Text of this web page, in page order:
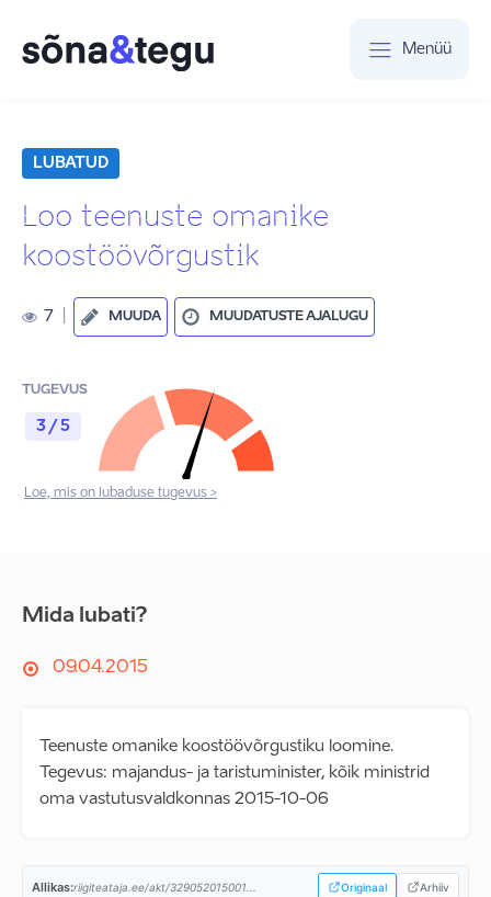
Menüü
LUBATUD
Loo teenuste omanike
koostöövõrgustik
7 MUUDA MUUDATUSTE AJALUGU
TUGEVUS
3 / 5
Loe, mis on lubaduse tugevus >
Mida lubati?
09.04.2015
Teenuste omanike koostöövõrgustiku loomine.
Tegevus: majandus- ja taristuminister, kõik ministrid
oma vastutusvaldkonnas 2015-10-06
Allikas:riigiteataja.ee/akt/329052015001... Originaal Arhiiv